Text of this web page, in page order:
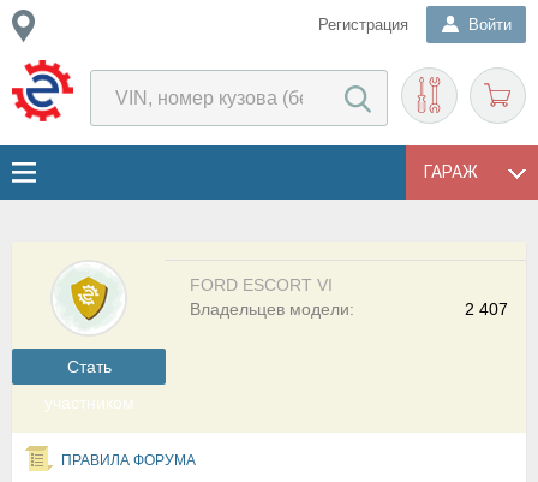
Регистрация Войти
ГАРАЖ
Cтать
участником
FORD ESCORT VI
2 407
Владельцев модели:
ПРАВИЛА ФОРУМА